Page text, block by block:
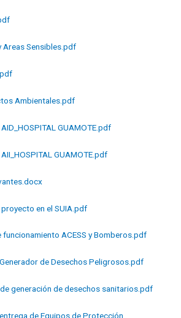
Areas Sensibles.pdf
Ambientales.pdf
GUAMOTE.pdf
GUAMOTE.pdf
en el SUIA.pdf
ACESS y Bomberos.pdf
de Desechos Peligrosos.pdf
generación de desechos sanitarios.pdf
de Equipos de Protección